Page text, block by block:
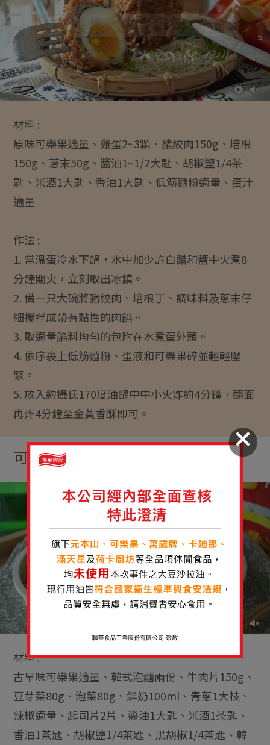
材料 :
原味可樂果適量、雞蛋2~3顆、豬絞肉150g、培根
150g、蔥末50g、醬油1~1/2大匙、胡椒鹽1/4茶
匙、米酒1大匙、香油1大匙、低筋麵粉適量、蛋汁
適量
作法 :
1. 常溫蛋冷水下鍋，水中加少許白醋和鹽中火煮8
分鐘關火，立刻取出冰鎮。
2. 備一只大碗將豬絞肉、培根丁、調味料及蔥末仔
細攪拌成帶有黏性的肉餡。
3. 取適量餡料均勻的包附在水煮蛋外頭。
4. 依序裹上低筋麵粉、蛋液和可樂果碎並輕輕壓
緊。
5. 放入約攝氏170度油鍋中中小火炸約4分鐘，翻面
再炸4分鐘至金黃香酥即可。
可樂果起司炒泡麵
材料 :
古早味可樂果適量、韓式泡麵兩份、牛肉片150g、
豆芽菜80g、泡菜80g、鮮奶100ml、青蔥1大枝、
辣椒適量、起司片2片、醬油1大匙、米酒1茶匙、
香油1茶匙、胡椒鹽1/4茶匙、黑胡椒1/4茶匙、韓